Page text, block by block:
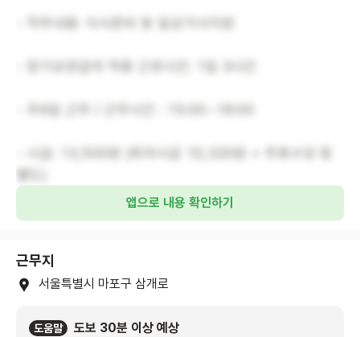
앱으로 내용 확인하기
근무지
서울특별시 마포구 삼개로
도움말 도보 30분 이상 예상